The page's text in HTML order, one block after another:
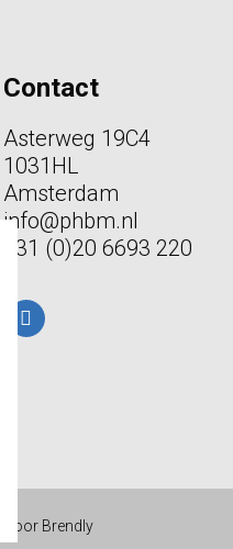
Contact
Asterweg 19C4
1031HL
Amsterdam
info@phbm.nl
+31 (0)20 6693 220
linkedin
door Brendly